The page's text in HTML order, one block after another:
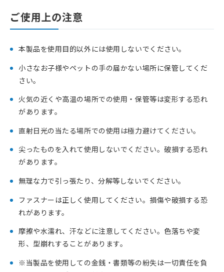
ご使用上の注意
本製品を使用目的以外には使用しないでください。
小さなお子様やペットの手の届かない場所に保管してくだ
さい。
火気の近くや高温の場所での使用・保管等は変形する恐れ
があります。
直射日光の当たる場所での使用は極力避けてください。
尖ったものを入れて使用しないでください。破損する恐れ
があります。
無理な力で引っ張たり、分解等しないでください。
ファスナーは正しく使用してください。損傷や破損する恐
れがあります。
摩擦や水濡れ、汗などに注意してください。色落ちや変
形、型崩れすることがあります。
※当製品を使用しての金銭・書類等の紛失は一切責任を負